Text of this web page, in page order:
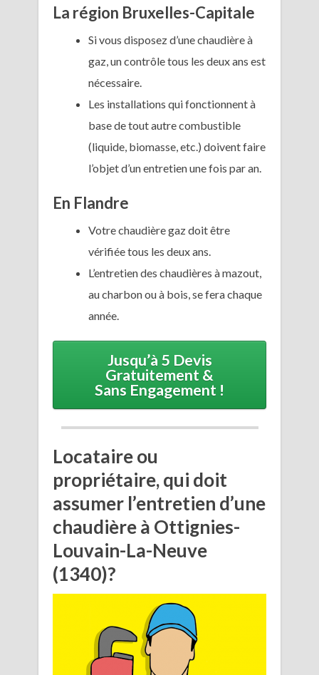
La région Bruxelles-Capitale
Si vous disposez d’une chaudière à
gaz, un contrôle tous les deux ans est
nécessaire.
Les installations qui fonctionnent à
base de tout autre combustible
(liquide, biomasse, etc.) doivent faire
l’objet d’un entretien une fois par an.
En Flandre
Votre chaudière gaz doit être
vérifiée tous les deux ans.
L’entretien des chaudières à mazout,
au charbon ou à bois, se fera chaque
année.
Jusqu’à 5 Devis
Gratuitement &
Sans Engagement !
Locataire ou
propriétaire, qui doit
assumer l’entretien d’une
chaudière à Ottignies-
Louvain-La-Neuve
(1340)?